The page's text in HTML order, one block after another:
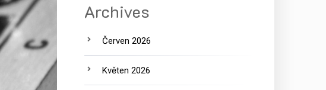
Archives
Červen 2026
Květen 2026